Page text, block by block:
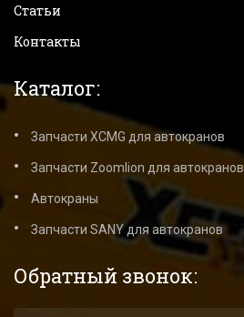
Статьи
Контакты
Каталог:
Запчасти XCMG для автокранов
Запчасти Zoomlion для автокранов
Автокраны
Запчасти SANY для автокранов
Обратный звонок: